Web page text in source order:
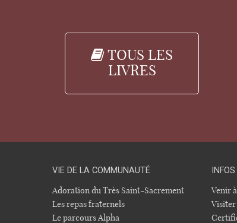
TOUS LES
LIVRES
VIE DE LA COMMUNAUTÉ
Adoration du Très Saint-Sacrement
Les repas fraternels
Le parcours Alpha
Venir
Visiter